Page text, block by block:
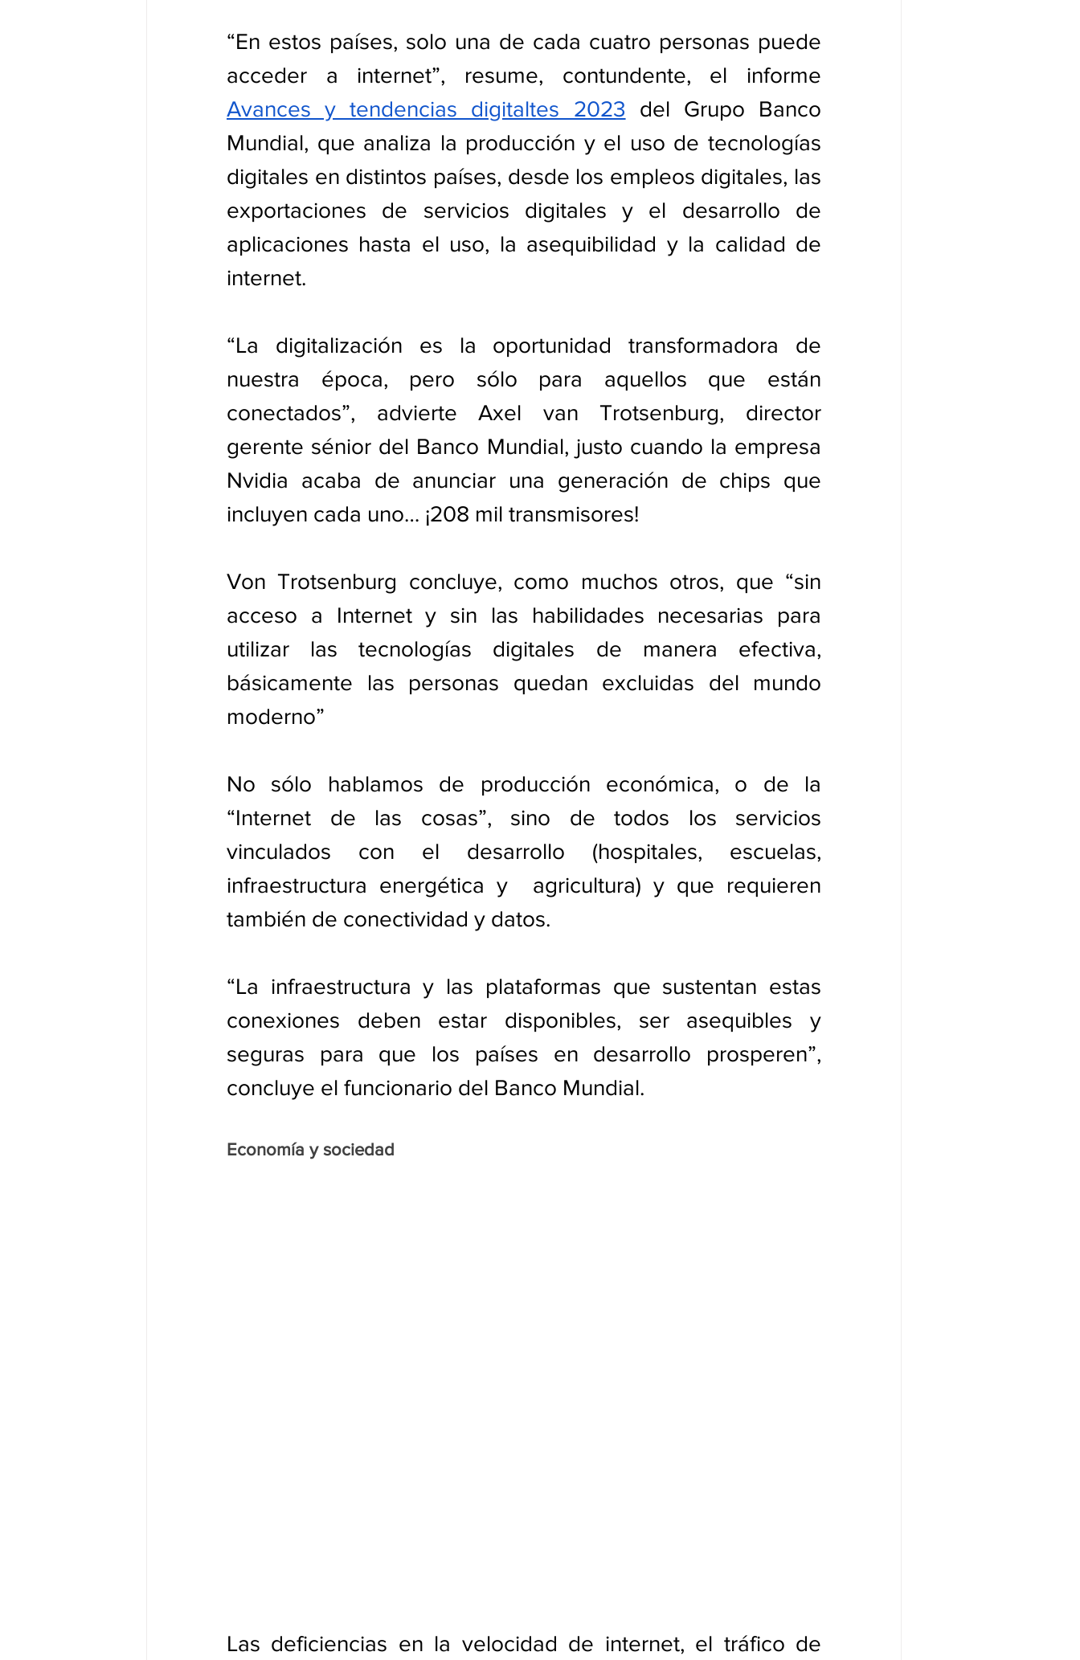
“En estos países, solo una de cada cuatro personas puede
Avances y tendencias digitaltes 2023 del Grupo Banco
Mundial, que analiza la producción y el uso de tecnologías
digitales en distintos países, desde los empleos digitales, las
exportaciones de servicios digitales y el desarrollo de
aplicaciones hasta el uso, la asequibilidad y la calidad de
internet.
“La digitalización es la oportunidad transformadora de
nuestra época, pero sólo para aquellos que están
conectados”, advierte Axel van Trotsenburg, director
gerente sénior del Banco Mundial, justo cuando la empresa
Nvidia acaba de anunciar una generación de chips que
incluyen cada uno… ¡208 mil transmisores!
Von Trotsenburg concluye, como muchos otros, que “sin
acceso a Internet y sin las habilidades necesarias para
utilizar las tecnologías digitales de manera efectiva,
básicamente las personas quedan excluidas del mundo
moderno”
No sólo hablamos de producción económica, o de la
“Internet de las cosas”, sino de todos los servicios
vinculados con el desarrollo (hospitales, escuelas,
infraestructura energética y  agricultura) y que requieren
también de conectividad y datos.
“La infraestructura y las plataformas que sustentan estas
conexiones deben estar disponibles, ser asequibles y
seguras para que los países en desarrollo prosperen”,
concluye el funcionario del Banco Mundial.
Economía y sociedad
Las deficiencias en la velocidad de internet, el tráfico de